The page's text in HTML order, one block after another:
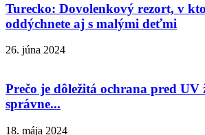
Turecko: Dovolenkový rezort, v
oddýchnete aj s malými deťmi
26. júna 2024
Prečo je dôležitá ochrana pred UV
správne...
18. mája 2024